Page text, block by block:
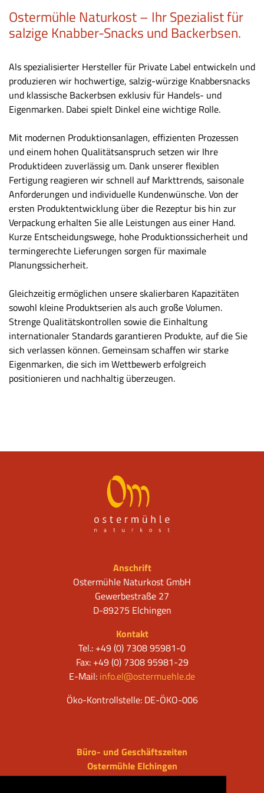
Ostermühle Naturkost – Ihr Spezialist für
salzige Knabber-Snacks und Backerbsen.
Als spezialisierter Hersteller für Private Label entwickeln und
produzieren wir hochwertige, salzig-würzige Knabbersnacks
und klassische Backerbsen exklusiv für Handels- und
Eigenmarken. Dabei spielt Dinkel eine wichtige Rolle.
Mit modernen Produktionsanlagen, effizienten Prozessen
und einem hohen Qualitätsanspruch setzen wir Ihre
Produktideen zuverlässig um. Dank unserer flexiblen
Fertigung reagieren wir schnell auf Markttrends, saisonale
Anforderungen und individuelle Kundenwünsche. Von der
ersten Produktentwicklung über die Rezeptur bis hin zur
Verpackung erhalten Sie alle Leistungen aus einer Hand.
Kurze Entscheidungswege, hohe Produktionssicherheit und
termingerechte Lieferungen sorgen für maximale
Planungssicherheit.
Gleichzeitig ermöglichen unsere skalierbaren Kapazitäten
sowohl kleine Produktserien als auch große Volumen.
Strenge Qualitätskontrollen sowie die Einhaltung
internationaler Standards garantieren Produkte, auf die Sie
sich verlassen können. Gemeinsam schaffen wir starke
Eigenmarken, die sich im Wettbewerb erfolgreich
positionieren und nachhaltig überzeugen.
Anschrift
Ostermühle Naturkost GmbH
Gewerbestraße 27
D-89275 Elchingen
Kontakt
Tel.: +49 (0) 7308 95981-0
Fax: +49 (0) 7308 95981-29
E-Mail: info.el@ostermuehle.de
Öko-Kontrollstelle: DE-ÖKO-006
Büro- und Geschäftszeiten
Ostermühle Elchingen
Mo - Do: 08.00 - 18.00 Uhr